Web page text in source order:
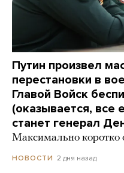
Путин произвел
перестановки в
Главой Войск
(оказывается, все
станет генерал
Максимально коротко
НОВОСТИ 2 дня назад